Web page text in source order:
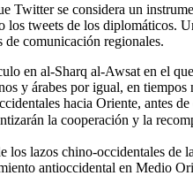
Twitter se considera un
tweets de los diplomáticos.
comunicación regionales.
en al-Sharq al-Awsat en el
y árabes por igual, en tiempos
hacia Oriente, antes
la cooperación y la
lazos chino-occidentales de
antioccidental en Medio